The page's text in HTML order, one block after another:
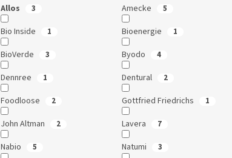
Allos 3 Amecke 5
Bio Inside 1 Bioenergie 1
BioVerde 3 Byodo 4
Dennree 1 Dentural 2
Foodloose 2 Gottfried Friedrichs 1
John Altman 2 Lavera 7
Nabio 5 Natumi 3